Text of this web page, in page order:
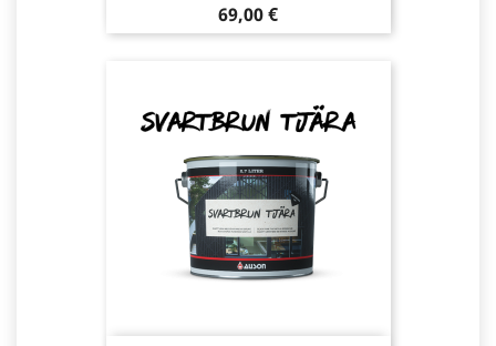
Pris
69,00 €